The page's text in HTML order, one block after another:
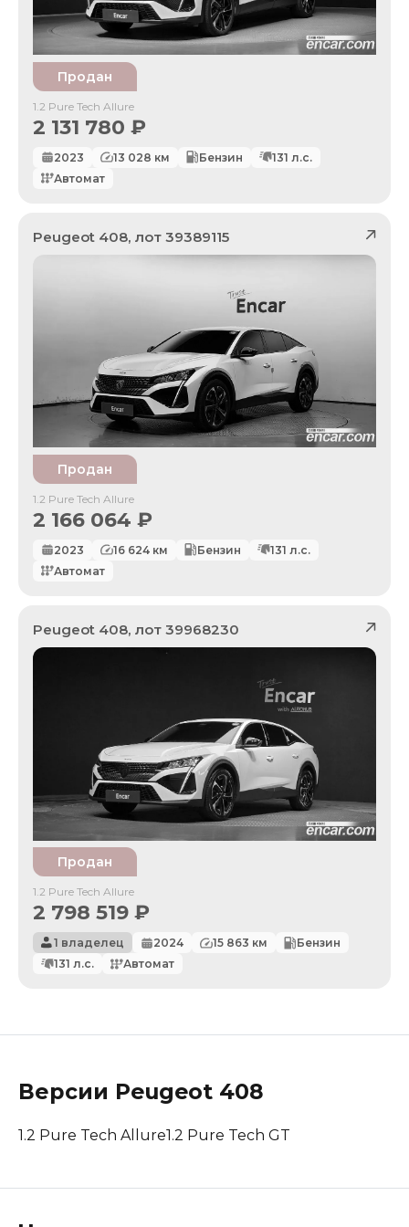
Продан
1.2 Pure Tech Allure
2 131 780 ₽
2023 13 028 км Бензин 131 л.с.
Автомат
Peugeot 408, лот 39389115
Продан
1.2 Pure Tech Allure
2 166 064 ₽
2023 16 624 км Бензин 131 л.с.
Автомат
Peugeot 408, лот 39968230
Продан
1.2 Pure Tech Allure
2 798 519 ₽
1 владелец 2024 15 863 км
Бензин
131 л.с. Автомат
Версии Peugeot 408
1.2 Pure Tech Allure1.2 Pure Tech GT